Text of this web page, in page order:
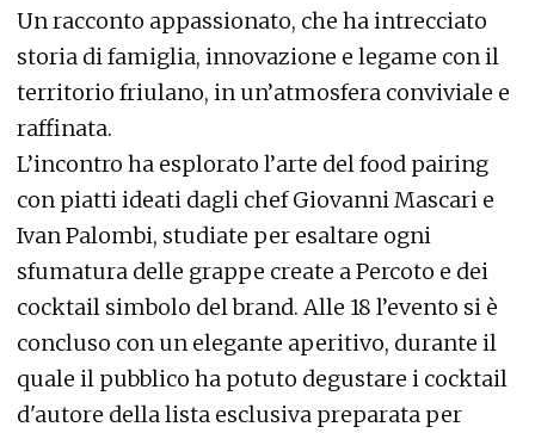
Un racconto appassionato, che ha intrecciato
storia di famiglia, innovazione e legame con il
territorio friulano, in un’atmosfera conviviale e
raffinata.
L’incontro ha esplorato l’arte del food pairing
con piatti ideati dagli chef Giovanni Mascari e
Ivan Palombi, studiate per esaltare ogni
sfumatura delle grappe create a Percoto e dei
cocktail simbolo del brand. Alle 18 l’evento si è
concluso con un elegante aperitivo, durante il
quale il pubblico ha potuto degustare i cocktail
d'autore della lista esclusiva preparata per